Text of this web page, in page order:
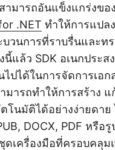
ามารถอันแข็งแกร่งของ
.NET ทำให้การแปล
บวนการที่ราบรื่นและท
นี้แล้ว SDK อเนกประส
ไปได้ในการจัดการเอ
มารถทำให้การสร้าง แ
ตโนมัติได้อย่างง่ายดา
DOCX, PDF หรือ
ดเครื่องมือที่ครอบคลุม